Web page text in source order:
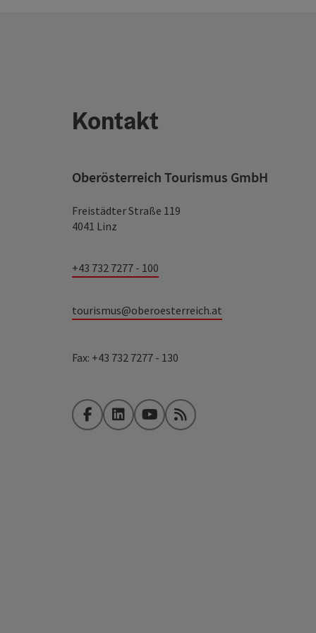
Kontakt
Oberösterreich Tourismus GmbH
Freistädter Straße 119
4041 Linz
+43 732 7277 - 100
tourismus@oberoesterreich.at
Fax: +43 732 7277 - 130
FacebookLinkedInYouTubeRSS-Feed